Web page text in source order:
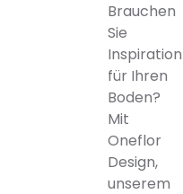
Brauchen
Sie
Inspiration
für Ihren
Boden?
Mit
Oneflor
Design,
unserem